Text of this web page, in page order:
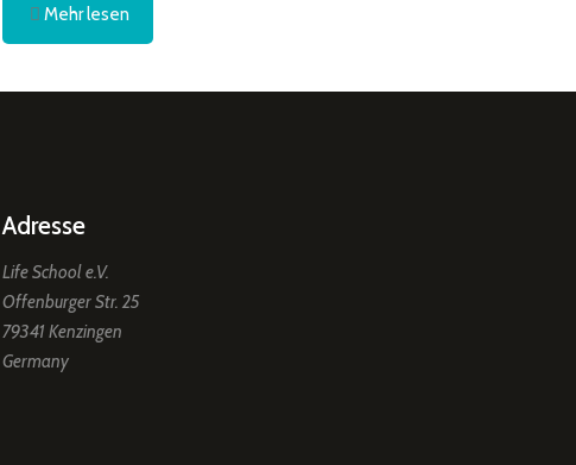
Mehr lesen
Adresse
Life School e.V.
Offenburger Str. 25
79341 Kenzingen
Germany